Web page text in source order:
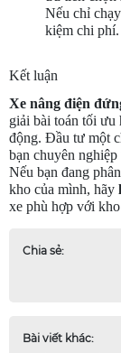
Nếu chỉ
kiệm chi phí.
Kết luận
Xe nâng điện
giải bài toán tối ưu
động. Đầu tư một
bạn chuyên
Nếu bạn đang
kho của mình, hãy
xe phù hợp với
Chia sẻ:
Bài viết khác: